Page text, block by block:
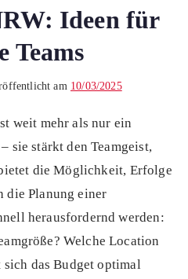
Ideen für
Teams
am 10/03/2025
weit mehr als nur ein
sie stärkt den Teamgeist,
die Möglichkeit, Erfolge
die Planung einer
herausfordernd werden:
Welche Location
das Budget optimal